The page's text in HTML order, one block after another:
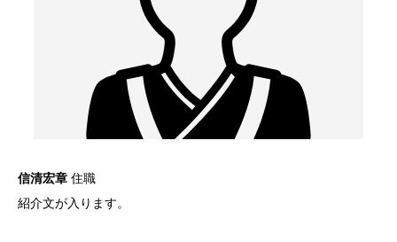
信清宏章 住職
紹介文が入ります。